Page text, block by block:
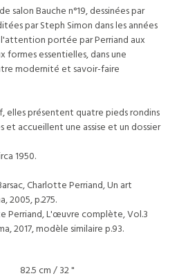
salon Bauche n°19, dessinées par
par Steph Simon dans les années
portée par Perriand aux
formes essentielles, dans une
modernité et savoir-faire
elles présentent quatre pieds rondins
et accueillent une assise et un dossier
1950.
Charlotte Perriand, Un art
2005, p.275.
Perriand, L'œuvre complète, Vol.3
2017, modèle similaire p.93.
82.5 cm / 32 "